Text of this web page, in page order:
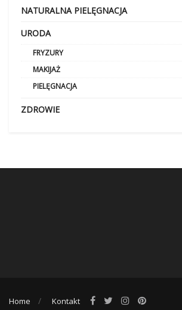
NATURALNA PIELĘGNACJA
URODA
FRYZURY
MAKIJAŻ
PIELĘGNACJA
ZDROWIE
Home Kontakt